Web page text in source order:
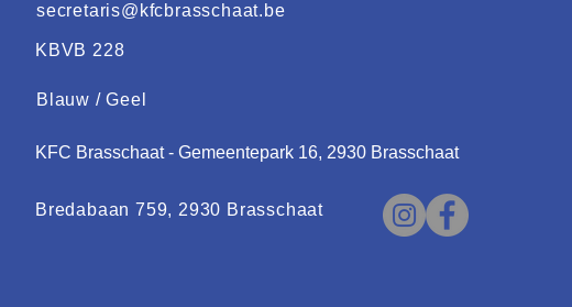
bij KFC Brasschaat
Zomerstage 2026
secretaris@kfcbrasschaat.be
KBVB 228
Blauw / Geel
KFC Brasschaat - Gemeentepark 16, 2930 Brasschaat
Bredabaan 759, 2930 Brasschaat